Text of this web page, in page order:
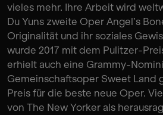
vieles mehr. Ihre Arbeit wird
Du Yuns zweite Oper Angel’s
Originalität und ihr soziales
wurde 2017 mit dem Pulitzer-
erhielt auch eine Grammy-
Gemeinschaftsoper Sweet Land
Preis für die beste neue Oper.
von The New Yorker als